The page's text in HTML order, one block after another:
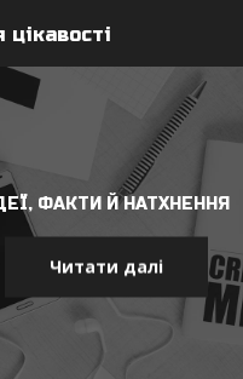
цікавості
ФАКТИ Й НАТХНЕННЯ
Читати далі